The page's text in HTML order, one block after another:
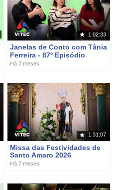
1:02:33
Janelas de Conto com Tânia
Ferreira - 87º Episódio
Há 7 meses
1:31:07
Missa das Festividades de
Santo Amaro 2026
Há 7 meses